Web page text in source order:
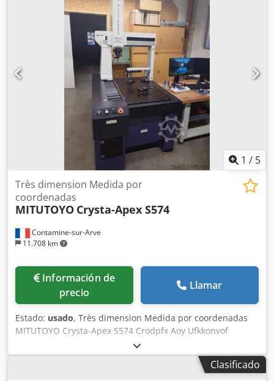
coordenadas Mitutoyo, modelo Crysta Apex S544 Cableado
multisensores (escaneo analógico) Compensación de
temperatura en todos los ejes Rango de medición, eje X =
500 mm Rango de medición, eje Y = 400 mm Rango de
medición, eje Z = 400 mm Incertidumbre de medición = 1,7
+ 3L/1000 (µm) Csdpfx Ajzhumfsnverf Controlador Mitutoyo
UC200H Palpador Renishaw PH6M Sensor Renishaw SP25M
Módulo Renishaw SM25-1 Software de medición MCosmos
Sistema informático WIN10 y monitor de 27" (nuevo) Esfera
de referencia / esfera de calibración (nueva) Actualización
de hardware y software disponible bajo petición Entrega y
otros servicios disponibles bajo petición
1 / 5
Contamine-sur-Arve
11.708 km
Très dimension Medida por
coordenadas
MITUTOYO Crysta-Apex S574
Información de
precio
Llamar
Estado: usado, Très dimension Medida por coordenadas
MITUTOYO Crysta-Apex S574 Crodpfx Aoy Ufkkonvof
Clasificado